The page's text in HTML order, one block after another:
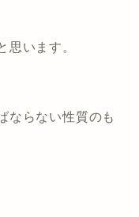
思います。
ならない性質のも